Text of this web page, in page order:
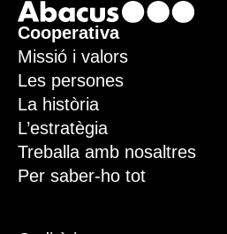
Footer
Cooperativa
Missió i valors
Les persones
La història
L’estratègia
Treballa amb nosaltres
Per saber-ho tot